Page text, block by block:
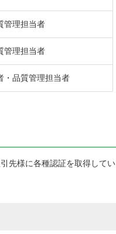
管理担当者
管理担当者
・品質管理担当者
先様に各種認証を取得してい